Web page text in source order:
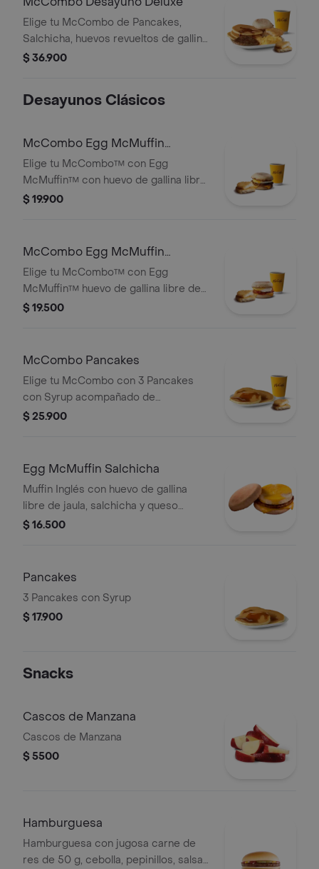
Elige tu McCombo de Pancakes,
Salchicha, huevos revueltos de gallina
libre de jaula, HashBrown y un English
Certifiación Rainforest Alliance.
$ 36.900
Desayunos Clásicos
McCombo Egg McMuffin
Salchicha
Elige tu McCombo™ con Egg
McMuffin™ con huevo de gallina libre
jaula, queso cheddar, salchicha y
Certificación Rainforest Alliance.
$ 19.900
McCombo Egg McMuffin
Tocineta
Elige tu McCombo™ con Egg
McMuffin™ huevo de gallina libre de
jaula, queso cheddar, tocineta y
Certificación Rainforest Alliance.
$ 19.500
McCombo Pancakes
Elige tu McCombo con 3 Pancakes
con Syrup acompañado de
HashBrown y café mediano 100%
$ 25.900
Egg McMuffin Salchicha
Muffin Inglés con huevo de gallina
libre de jaula, salchicha y queso
cheddar.
$ 16.500
Pancakes
3 Pancakes con Syrup
$ 17.900
Snacks
Cascos de Manzana
Cascos de Manzana
$ 5500
Hamburguesa
Hamburguesa con jugosa carne de
res de 50 g, cebolla, pepinillos, salsa